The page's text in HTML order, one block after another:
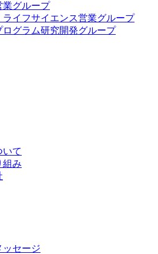
業グループ
ライフサイエンス営業グループ
ログラム研究開発グループ
いて
組み
ッセージ